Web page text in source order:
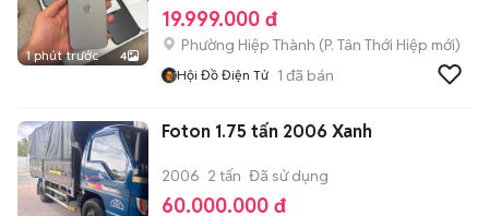
1 phút trước 4
19.999.000 đ
Phường Hiệp Thành (P. Tân Thới Hiệp mới)
Hội Đồ Điện Tử 1 đã bán
Foton 1.75 tấn 2006 Xanh
2006 2 tấn Đã sử dụng
60.000.000 đ